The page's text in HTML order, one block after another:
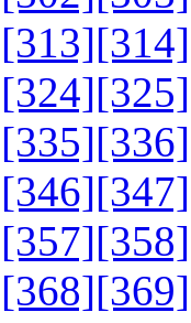
[313][314]
[324][325]
[335][336]
[346][347]
[357][358]
[368][369]